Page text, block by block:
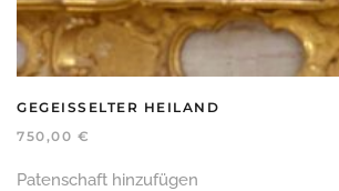
GEGEISSELTER HEILAND
750,00 €
Patenschaft hinzufügen